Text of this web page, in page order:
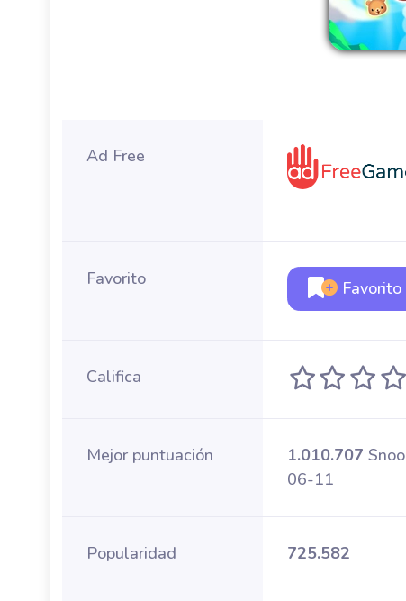
Ad Free
Favorito Favorito
Califica
Mejor puntuación 1.010.707
06-11
Popularidad 725.582